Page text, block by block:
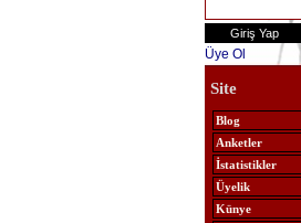
Üye Ol
Site
Blog
Anketler
İstatistikler
Üyelik
Künye